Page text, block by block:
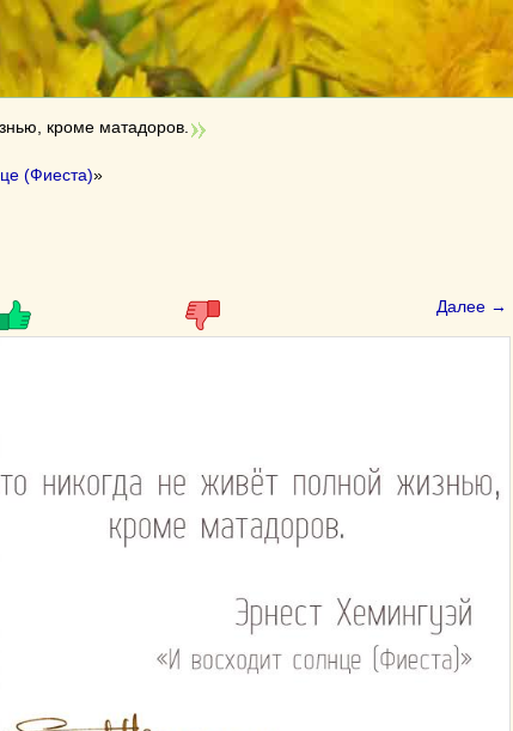
кроме матадоров.
(Фиеста)»
Далее →